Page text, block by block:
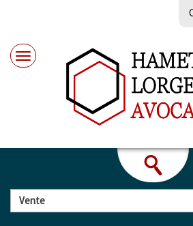
Vente